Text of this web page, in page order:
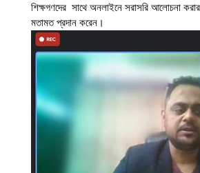
শিক্ষগণদের  সাথে অনলাইনে সরাসরি আলোচনা
মতামত প্রদান করেন।